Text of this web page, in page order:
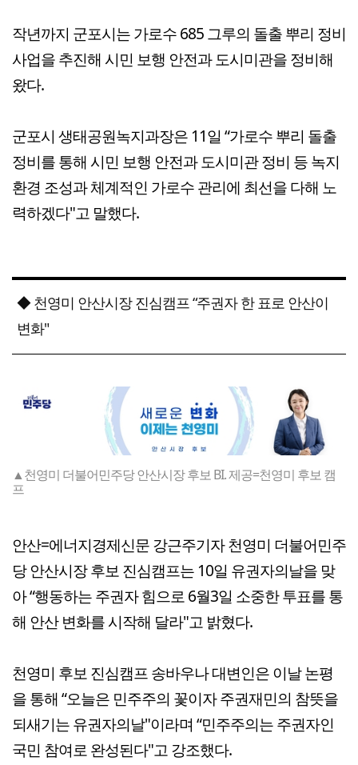
작년까지 군포시는 가로수 685 그루의 돌출 뿌리 정비
사업을 추진해 시민 보행 안전과 도시미관을 정비해
왔다.
군포시 생태공원녹지과장은 11일 “가로수 뿌리 돌출
정비를 통해 시민 보행 안전과 도시미관 정비 등 녹지
환경 조성과 체계적인 가로수 관리에 최선을 다해 노
력하겠다"고 말했다.
◆ 천영미 안산시장 진심캠프 “주권자 한 표로 안산이
변화"
▲천영미 더불어민주당 안산시장 후보 BI. 제공=천영미 후보 캠
프
안산=에너지경제신문 강근주기자 천영미 더불어민주
당 안산시장 후보 진심캠프는 10일 유권자의날을 맞
아 “행동하는 주권자 힘으로 6월3일 소중한 투표를 통
해 안산 변화를 시작해 달라"고 밝혔다.
천영미 후보 진심캠프 송바우나 대변인은 이날 논평
을 통해 “오늘은 민주주의 꽃이자 주권재민의 참뜻을
되새기는 유권자의날"이라며 “민주주의는 주권자인
국민 참여로 완성된다"고 강조했다.